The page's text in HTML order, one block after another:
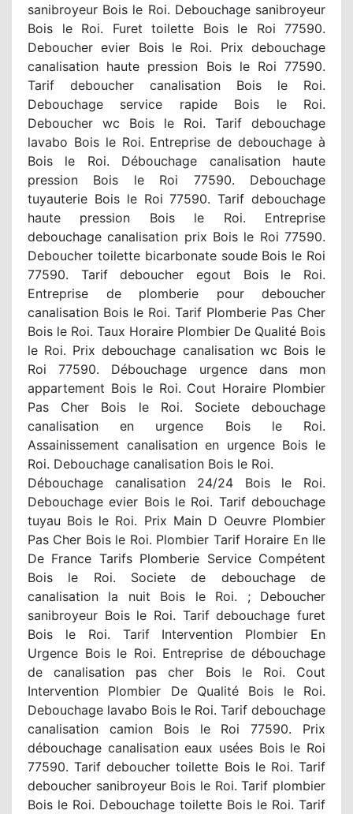
sanibroyeur Bois le Roi. Debouchage sanibroyeur
Bois le Roi. Furet toilette Bois le Roi 77590.
Deboucher evier Bois le Roi. Prix debouchage
canalisation haute pression Bois le Roi 77590.
Tarif deboucher canalisation Bois le Roi.
Debouchage service rapide Bois le Roi.
Deboucher wc Bois le Roi. Tarif debouchage
lavabo Bois le Roi. Entreprise de debouchage à
Bois le Roi. Débouchage canalisation haute
pression Bois le Roi 77590. Debouchage
tuyauterie Bois le Roi 77590. Tarif debouchage
haute pression Bois le Roi. Entreprise
debouchage canalisation prix Bois le Roi 77590.
Deboucher toilette bicarbonate soude Bois le Roi
77590. Tarif deboucher egout Bois le Roi.
Entreprise de plomberie pour deboucher
canalisation Bois le Roi. Tarif Plomberie Pas Cher
Bois le Roi. Taux Horaire Plombier De Qualité Bois
le Roi. Prix debouchage canalisation wc Bois le
Roi 77590. Débouchage urgence dans mon
appartement Bois le Roi. Cout Horaire Plombier
Pas Cher Bois le Roi. Societe debouchage
canalisation en urgence Bois le Roi.
Assainissement canalisation en urgence Bois le
Roi. Debouchage canalisation Bois le Roi.
Débouchage canalisation 24/24 Bois le Roi.
Debouchage evier Bois le Roi. Tarif debouchage
tuyau Bois le Roi. Prix Main D Oeuvre Plombier
Pas Cher Bois le Roi. Plombier Tarif Horaire En Ile
De France Tarifs Plomberie Service Compétent
Bois le Roi. Societe de debouchage de
canalisation la nuit Bois le Roi. ; Deboucher
sanibroyeur Bois le Roi. Tarif debouchage furet
Bois le Roi. Tarif Intervention Plombier En
Urgence Bois le Roi. Entreprise de débouchage
de canalisation pas cher Bois le Roi. Cout
Intervention Plombier De Qualité Bois le Roi.
Debouchage lavabo Bois le Roi. Tarif debouchage
canalisation camion Bois le Roi 77590. Prix
débouchage canalisation eaux usées Bois le Roi
77590. Tarif deboucher toilette Bois le Roi. Tarif
deboucher sanibroyeur Bois le Roi. Tarif plombier
Bois le Roi. Debouchage toilette Bois le Roi. Tarif